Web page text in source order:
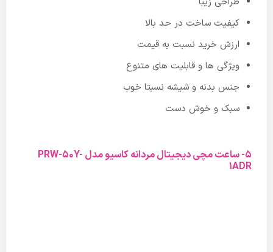
کیفیت ساخت در حد بالا
ارزش خرید نسبت به قیمت
ویژگی ها و قابلیت های متنوع
جنس بدنه و شیشه نسبتا خوب
سبک و خوش دست
5- ساعت مچی دیجیتال مردانه کاسیو مدل PRW-50Y-
1ADR